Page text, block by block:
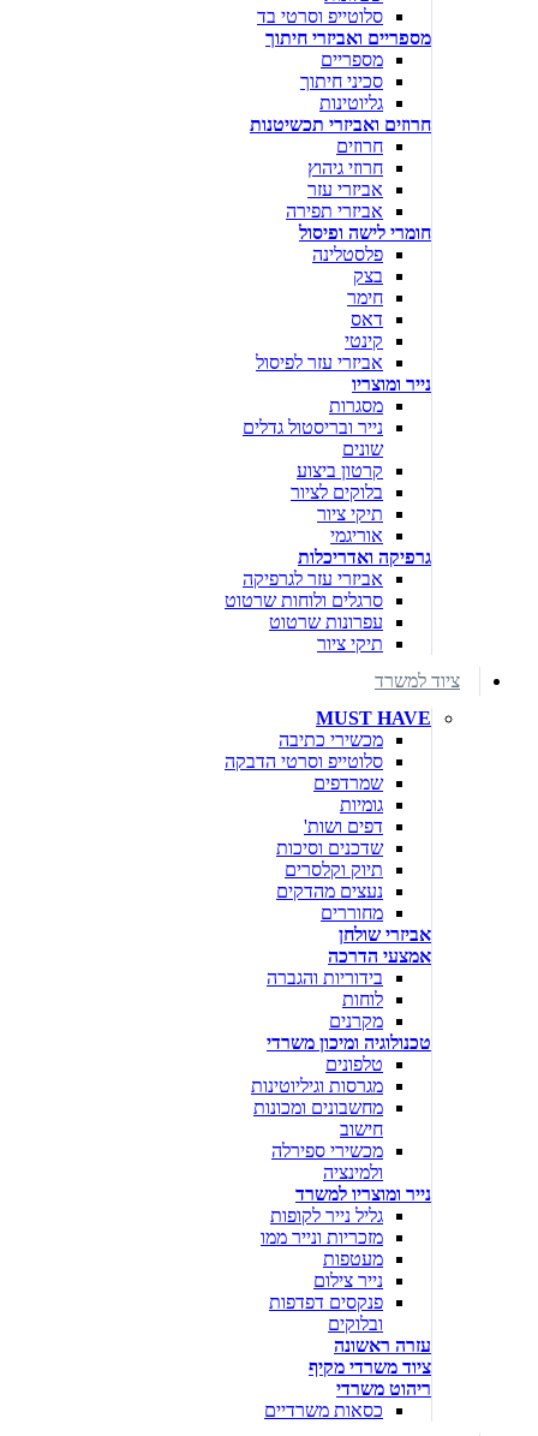
סלוטייפ וסרטי בד
מספריים ואביזרי חיתוך
מספריים
סכיני חיתוך
גליוטינות
חרוזים ואביזרי תכשיטנות
חרוזים
חרוזי גיהוץ
אביזרי עזר
אביזרי תפירה
חומרי לישה ופיסול
פלסטלינה
בצק
חימר
דאס
קינטי
אביזרי עזר לפיסול
נייר ומוצריו
מסגרות
נייר ובריסטול גדלים
שונים
קרטון ביצוע
בלוקים לציור
תיקי ציור
אוריגמי
גרפיקה ואדריכלות
אביזרי עזר לגרפיקה
סרגלים ולוחות שרטוט
עפרונות שרטוט
תיקי ציור
ציוד למשרד
MUST HAVE
מכשירי כתיבה
סלוטייפ וסרטי הדבקה
שמרדפים
גומיות
דפים ושות'
שדכנים וסיכות
תיוק וקלסרים
נעצים מהדקים
מחוררים
אביזרי שולחן
אמצעי הדרכה
בידוריות והגברה
לוחות
מקרנים
טכנולוגיה ומיכון משרדי
טלפונים
מגרסות וגיליוטינות
מחשבונים ומכונות
חישוב
מכשירי ספירלה
ולמינציה
נייר ומוצריו למשרד
גליל נייר לקופות
מזכריות ונייר ממו
מעטפות
נייר צילום
פנקסים דפדפות
ובלוקים
עזרה ראשונה
ציוד משרדי מקיף
ריהוט משרדי
כסאות משרדיים